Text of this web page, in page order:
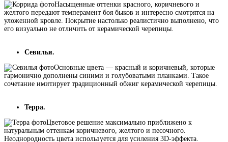
Насыщенные оттенки красного, коричневого и
желтого передают темперамент боя быков и интересно смотрятся на
уложенной кровле. Покрытие настолько реалистично выполнено, что
его визуально не отличить от керамической черепицы.
Севилья.
Основные цвета — красный и коричневый, которые
гармонично дополнены синими и голубоватыми планками. Такое
сочетание имитирует традиционный обжиг керамической черепицы.
Терра.
Цветовое решение максимально приближено к
натуральным оттенкам коричневого, желтого и песочного.
Неоднородность цвета используется для усиления 3D-эффекта.